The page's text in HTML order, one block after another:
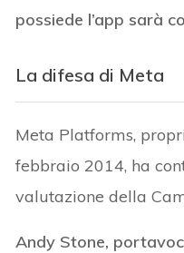
possiede l’app sarà
La difesa di Meta
Meta Platforms,
febbraio 2014, ha
valutazione della
Andy Stone,